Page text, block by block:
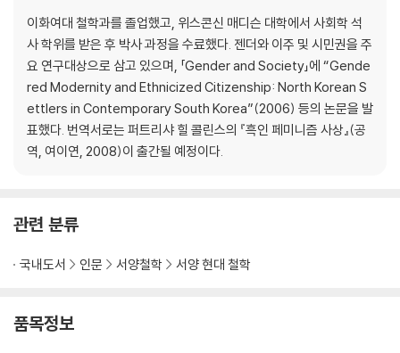
이화여대 철학과를 졸업했고, 위스콘신 매디슨 대학에서 사회학 석
사 학위를 받은 후 박사 과정을 수료했다. 젠더와 이주 및 시민권을 주
요 연구대상으로 삼고 있으며, 「Gender and Society」에 “Gende
red Modernity and Ethnicized Citizenship: North Korean S
ettlers in Contemporary South Korea”(2006) 등의 논문을 발
표했다. 번역서로는 퍼트리샤 힐 콜린스의 『흑인 페미니즘 사상』(공
역, 여이연, 2008)이 출간될 예정이다.
관련 분류
국내도서 인문 서양철학 서양 현대 철학
품목정보